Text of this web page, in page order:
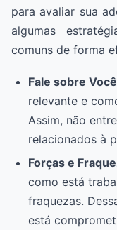
para avaliar sua
algumas
comuns de forma
Fale sobre
relevante e
Assim, não
relacionados à
Forças e
como está
fraquezas.
está